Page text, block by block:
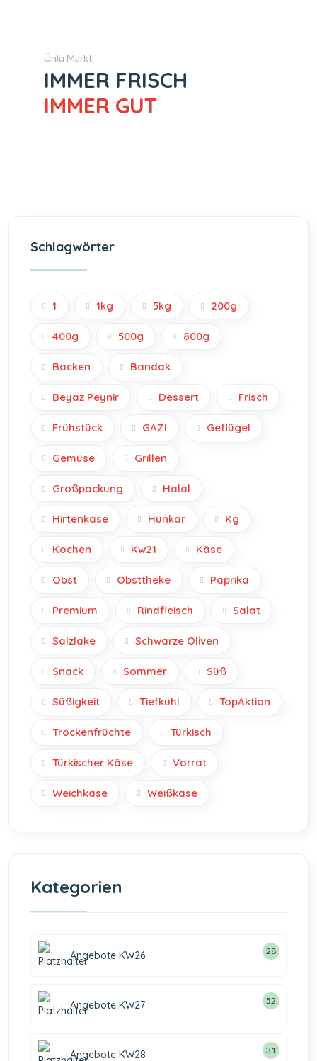
Ünlü Markt
IMMER FRISCH
IMMER GUT
Schlagwörter
1 1kg 5kg 200g
400g 500g 800g
Backen Bandak
Beyaz Peynir Dessert Frisch
Frühstück GAZI Geflügel
Gemüse Grillen
Großpackung Halal
Hirtenkäse Hünkar Kg
Kochen Kw21 Käse
Obst Obsttheke Paprika
Premium Rindfleisch Salat
Salzlake Schwarze Oliven
Snack Sommer Süß
Süßigkeit Tiefkühl TopAktion
Trockenfrüchte Türkisch
Türkischer Käse Vorrat
Weichkäse Weißkäse
Kategorien
Angebote KW26 28
Angebote KW27 52
Angebote KW28 31